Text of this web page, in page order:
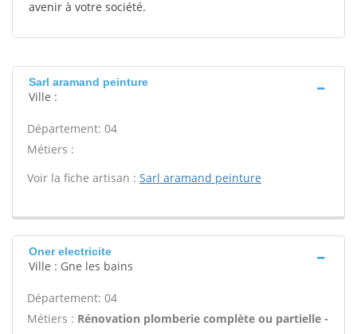
avenir à votre société.
Sarl aramand peinture
Ville :
Département: 04
Métiers :
Voir la fiche artisan : Sarl aramand peinture
Oner electricite
Ville : Gne les bains
Département: 04
Métiers : Rénovation plomberie complète ou partielle -